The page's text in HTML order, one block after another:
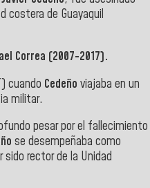
costera de Guayaquil
Correa (2007-2017).
cuando Cedeño viajaba en un
militar.
pesar por el fallecimiento
se desempeñaba como
sido rector de la Unidad